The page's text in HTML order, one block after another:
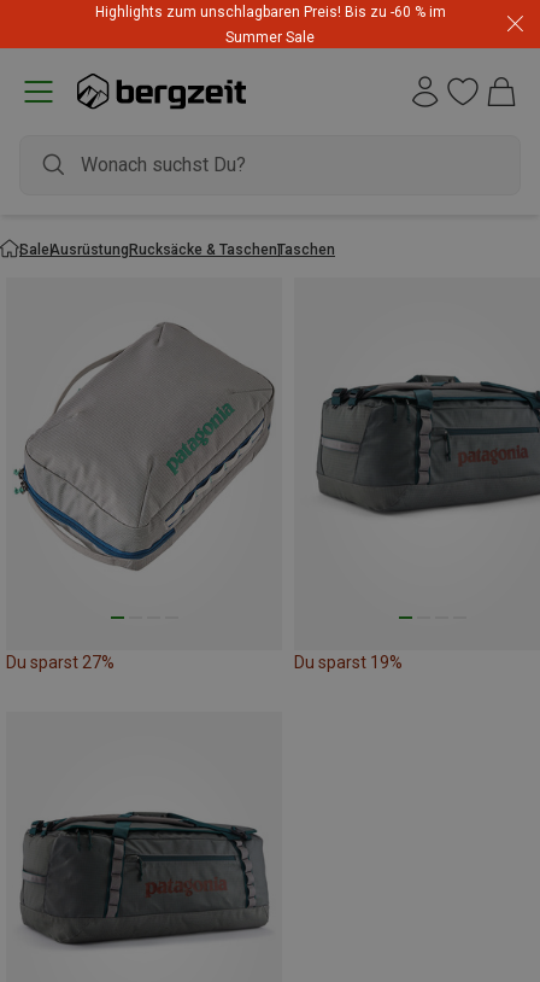
Highlights zum unschlagbaren Preis! Bis zu -60 % im
Summer Sale
SaleAusrüstungRucksäcke & TaschenTaschen
Du sparst 27% Du sparst 19%